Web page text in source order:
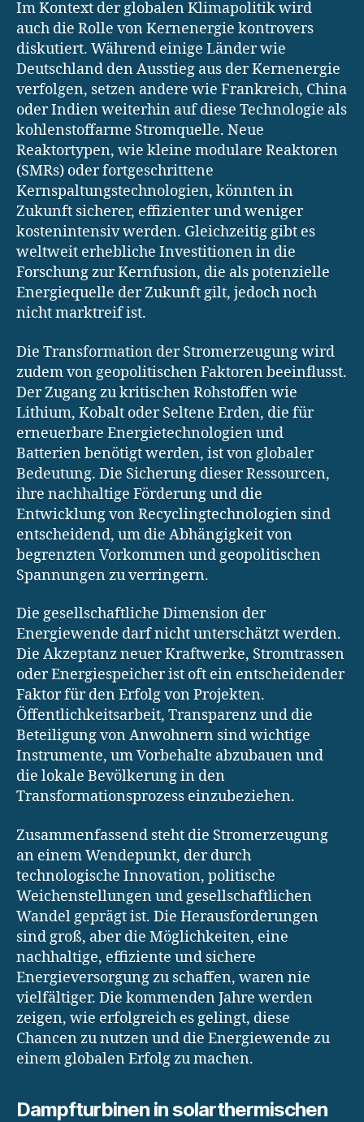
Im Kontext der globalen Klimapolitik wird
auch die Rolle von Kernenergie kontrovers
diskutiert. Während einige Länder wie
Deutschland den Ausstieg aus der Kernenergie
verfolgen, setzen andere wie Frankreich, China
oder Indien weiterhin auf diese Technologie als
kohlenstoffarme Stromquelle. Neue
Reaktortypen, wie kleine modulare Reaktoren
(SMRs) oder fortgeschrittene
Kernspaltungstechnologien, könnten in
Zukunft sicherer, effizienter und weniger
kostenintensiv werden. Gleichzeitig gibt es
weltweit erhebliche Investitionen in die
Forschung zur Kernfusion, die als potenzielle
Energiequelle der Zukunft gilt, jedoch noch
nicht marktreif ist.
Die Transformation der Stromerzeugung wird
zudem von geopolitischen Faktoren beeinflusst.
Der Zugang zu kritischen Rohstoffen wie
Lithium, Kobalt oder Seltene Erden, die für
erneuerbare Energietechnologien und
Batterien benötigt werden, ist von globaler
Bedeutung. Die Sicherung dieser Ressourcen,
ihre nachhaltige Förderung und die
Entwicklung von Recyclingtechnologien sind
entscheidend, um die Abhängigkeit von
begrenzten Vorkommen und geopolitischen
Spannungen zu verringern.
Die gesellschaftliche Dimension der
Energiewende darf nicht unterschätzt werden.
Die Akzeptanz neuer Kraftwerke, Stromtrassen
oder Energiespeicher ist oft ein entscheidender
Faktor für den Erfolg von Projekten.
Öffentlichkeitsarbeit, Transparenz und die
Beteiligung von Anwohnern sind wichtige
Instrumente, um Vorbehalte abzubauen und
die lokale Bevölkerung in den
Transformationsprozess einzubeziehen.
Zusammenfassend steht die Stromerzeugung
an einem Wendepunkt, der durch
technologische Innovation, politische
Weichenstellungen und gesellschaftlichen
Wandel geprägt ist. Die Herausforderungen
sind groß, aber die Möglichkeiten, eine
nachhaltige, effiziente und sichere
Energieversorgung zu schaffen, waren nie
vielfältiger. Die kommenden Jahre werden
zeigen, wie erfolgreich es gelingt, diese
Chancen zu nutzen und die Energiewende zu
einem globalen Erfolg zu machen.
Dampfturbinen in solarthermischen